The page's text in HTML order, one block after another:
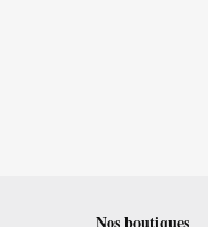
Nos boutiques